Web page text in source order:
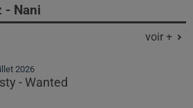
- Nani
voir +
2026
- Wanted